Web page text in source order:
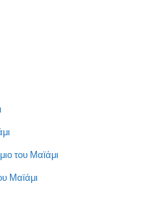
του Μαϊάμι
Μαϊάμι